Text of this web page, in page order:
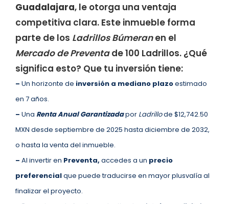
Guadalajara, le otorga una ventaja
competitiva clara. Este inmueble forma
parte de los Ladrillos Búmeranen el
Mercado de Preventade 100 Ladrillos. ¿Qué
significa esto? Que tu inversión tiene:
– Un horizonte de inversión a mediano plazoestimado
en 7 años.
– Una Renta Anual Garantizadapor Ladrillode $12,742.50
MXN desde septiembre de 2025 hasta diciembre de 2032,
o hasta la venta del inmueble.
– Al invertir en Preventa, accedes a un precio
preferencialque puede traducirse en mayor plusvalía al
finalizar el proyecto.